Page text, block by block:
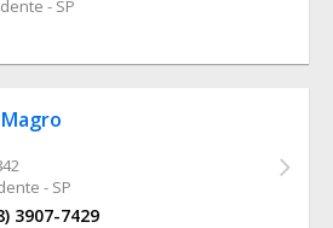
- SP
- SP
3907-7429